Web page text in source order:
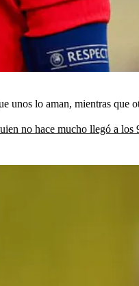
unos lo aman, mientras que
no hace mucho llegó a los